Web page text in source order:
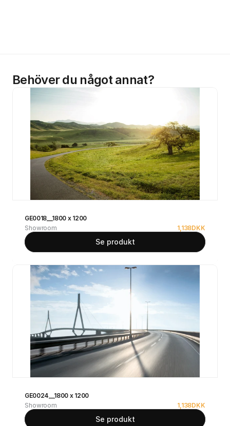
Behöver du något annat?
GE0018__1800 x 1200
Showroom
1,138DKK
Se produkt
GE0024__1800 x 1200
Showroom
1,138DKK
Se produkt